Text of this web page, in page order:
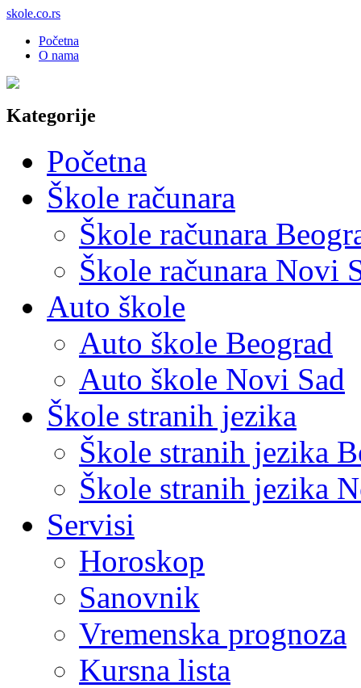
skole.co.rs
Početna
O nama
Kategorije
Početna
Škole računara
Škole računara
Škole računara Novi
Auto škole
Auto škole Beograd
Auto škole Novi Sad
Škole stranih jezika
Škole stranih jezika
Škole stranih jezika
Servisi
Horoskop
Sanovnik
Vremenska prognoza
Kursna lista